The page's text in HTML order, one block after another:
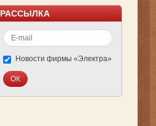
РАССЫЛКА
Новости фирмы «Электра»